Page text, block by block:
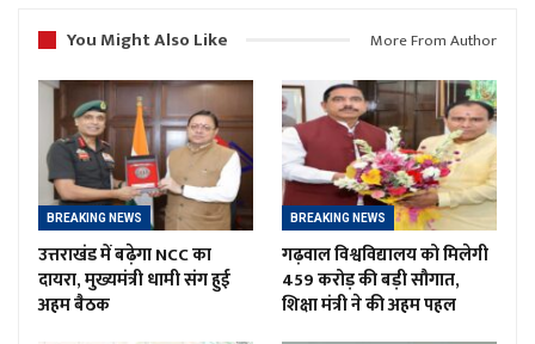
You Might Also Like
More From Author
BREAKING NEWS
उत्तराखंड में बढ़ेगा NCC का
दायरा, मुख्यमंत्री धामी संग हुई
अहम बैठक
BREAKING NEWS
गढ़वाल विश्वविद्यालय को मिलेगी
459 करोड़ की बड़ी सौगात,
शिक्षा मंत्री ने की अहम पहल